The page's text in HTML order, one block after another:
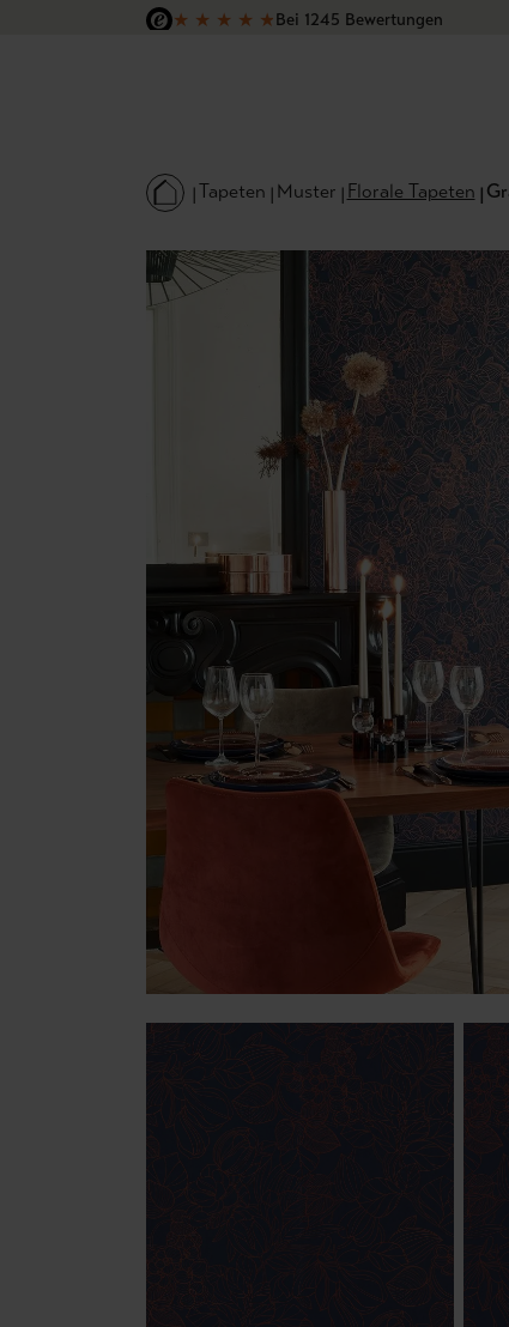
Hauptinhalt springen
Zur Suche springen
Zur Hauptnavigation springen
★ ★ ★ ★ ★Bei 1245 Bewertungen
Tapeten Muster Florale Tapeten